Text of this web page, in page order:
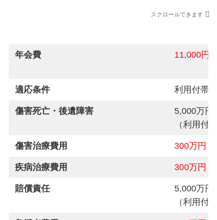
スクロールできます
年会費 11,000円
適応条件 利用付帯
傷害死亡・後遺障害
5,000万円
（利用付
傷害治療費用 300万円
疾病治療費用 300万円
賠償責任
5,000万円
（利用付